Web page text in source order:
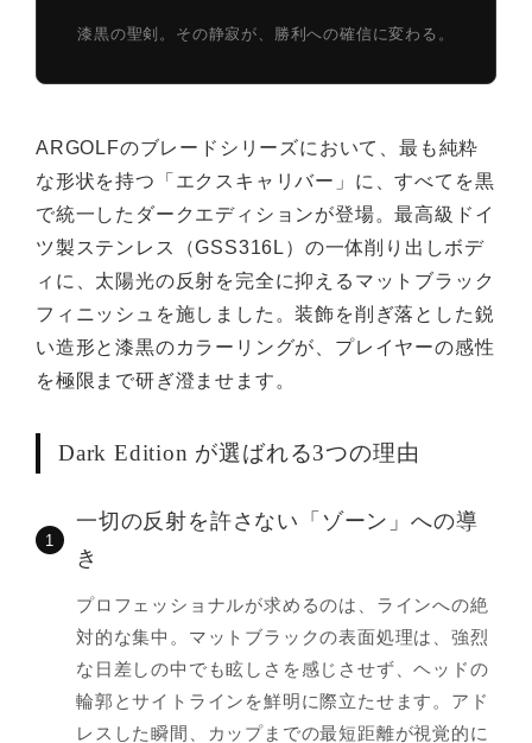
漆黒の聖剣。その静寂が、勝利への確信に変わる。
ARGOLFのブレードシリーズにおいて、最も純粋
な形状を持つ「エクスキャリバー」に、すべてを黒
で統一したダークエディションが登場。最高級ドイ
ツ製ステンレス（GSS316L）の一体削り出しボデ
ィに、太陽光の反射を完全に抑えるマットブラック
フィニッシュを施しました。装飾を削ぎ落とした鋭
い造形と漆黒のカラーリングが、プレイヤーの感性
を極限まで研ぎ澄ませます。
Dark Edition が選ばれる3つの理由
1
一切の反射を許さない「ゾーン」への導
き
プロフェッショナルが求めるのは、ラインへの絶
対的な集中。マットブラックの表面処理は、強烈
な日差しの中でも眩しさを感じさせず、ヘッドの
輪郭とサイトラインを鮮明に際立たせます。アド
レスした瞬間、カップまでの最短距離が視覚的に